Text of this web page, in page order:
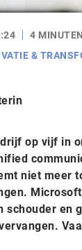
4
&
op vijf in
niet meer
schouder en